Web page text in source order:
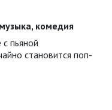
комедия
пьяной
становится поп-